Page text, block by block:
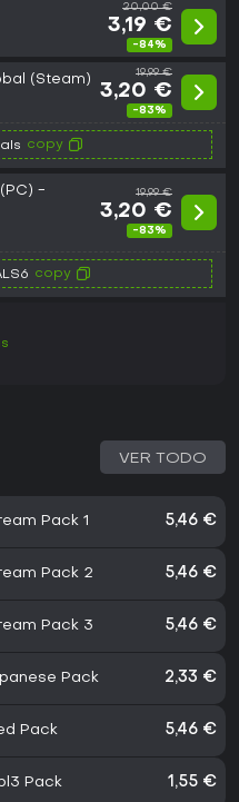
20,00 €
3,19 €
-84%
(Steam) 19,99 €
3,20 €
-83%
copy
-
19,99 €
3,20 €
-83%
copy
VER TODO
Pack 1 5,46 €
Pack 2 5,46 €
Pack 3 5,46 €
Pack 2,33 €
Pack 5,46 €
Pack 1,55 €